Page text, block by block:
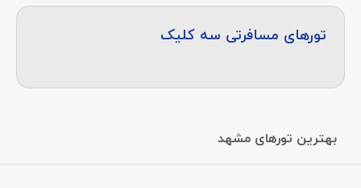
تورهای مسافرتی سه کلیک
بهترین تورهای مشهد